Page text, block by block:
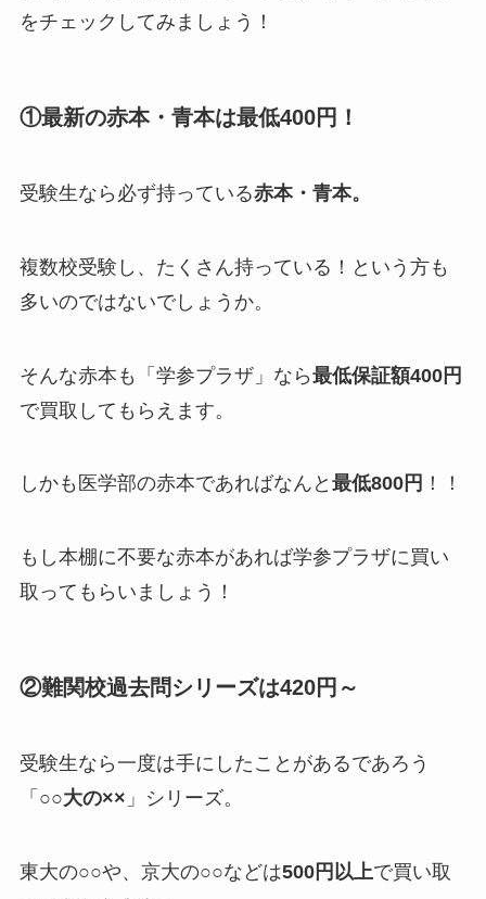
をチェックしてみましょう！
①最新の赤本・青本は最低400円！
受験生なら必ず持っている赤本・青本。
複数校受験し、たくさん持っている！という方も
多いのではないでしょうか。
そんな赤本も「学参プラザ」なら最低保証額400円
で買取してもらえます。
しかも医学部の赤本であればなんと 最低800円 ！！
もし本棚に不要な赤本があれば学参プラザに買い
取ってもらいましょう！
②難関校過去問シリーズは420円～
受験生なら一度は手にしたことがあるであろう
「 ○○大の×× 」シリーズ。
東大の○○や、京大の○○などは500円以上で買い取